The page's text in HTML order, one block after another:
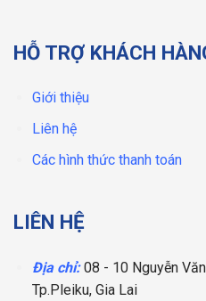
HỖ TRỢ KHÁCH
Giới thiệu
Liên hệ
Các hình thức thanh toán
LIÊN HỆ
Địa chỉ: 08 - 10 Nguyễn
Tp.Pleiku, Gia Lai